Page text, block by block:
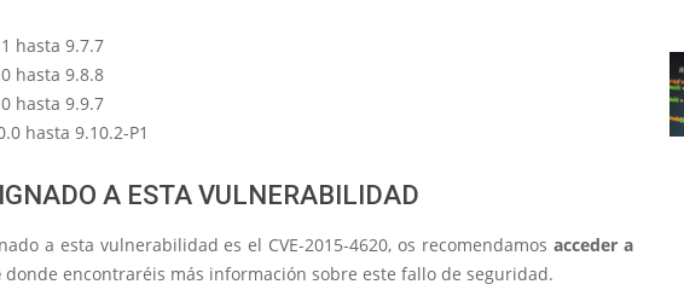
hasta 9.7.7
hasta 9.8.8
hasta 9.9.7
hasta 9.10.2-P1
A ESTA VULNERABILIDAD
a esta vulnerabilidad es el CVE-2015-4620, os recomendamosacceder a
donde encontraréis más información sobre este fallo de seguridad.